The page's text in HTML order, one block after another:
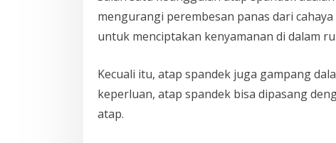
mengurangi perembesan panas dari
untuk menciptakan kenyamanan di dalam
Kecuali itu, atap spandek juga gampang
keperluan, atap spandek bisa dipasang
atap.